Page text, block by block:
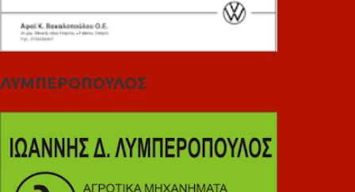
ΛΥΜΠΕΡΟΠΟΥΛΟΣ